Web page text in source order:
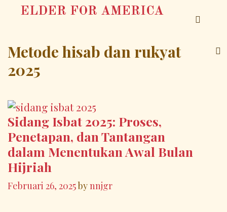
ELDER FOR AMERICA
Metode hisab dan rukyat
2025
Sidang Isbat 2025: Proses,
Penetapan, dan Tantangan
dalam Menentukan Awal Bulan
Hijriah
Februari 26, 2025bynnjgr